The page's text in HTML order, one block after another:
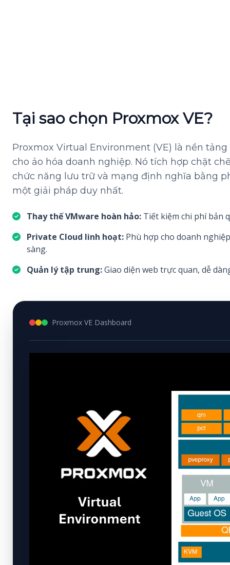
Tại sao chọn Proxmox VE?
Proxmox Virtual Environment (VE) là nền
cho ảo hóa doanh nghiệp. Nó tích hợp chặt
chức năng lưu trữ và mạng định nghĩa bằng
một giải pháp duy nhất.
Thay thế VMware hoàn hảo: Tiết kiệm chi phí bản
Private Cloud linh hoạt: Phù hợp cho doanh
sàng.
Quản lý tập trung:Giao diện web trực quan, dễ
Proxmox VE Dashboard